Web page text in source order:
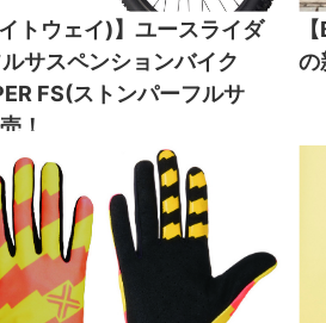
イトウェイ)】ユースライダ
サスペンションバイク
FS(ストンパーフルサ
！
の